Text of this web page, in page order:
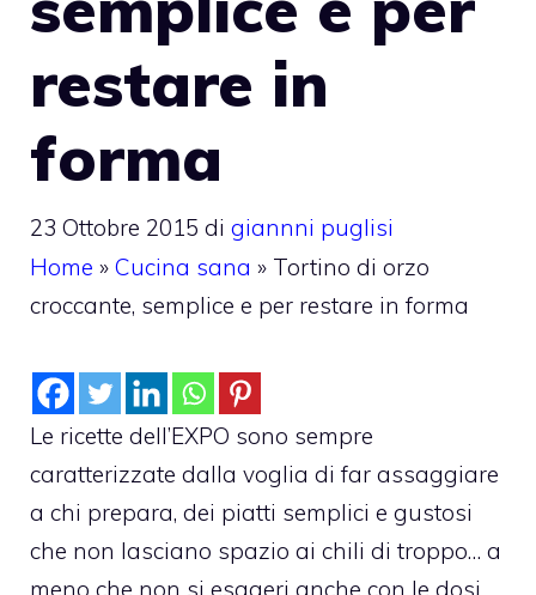
restare in
forma
23 Ottobre 2015 di giannni puglisi
Home » Cucina sana » Tortino di orzo
croccante, semplice e per restare in forma
Le ricette dell’EXPO sono sempre
caratterizzate dalla voglia di far assaggiare
a chi prepara, dei piatti semplici e gustosi
che non lasciano spazio ai chili di troppo… a
meno che non si esageri anche con le dosi